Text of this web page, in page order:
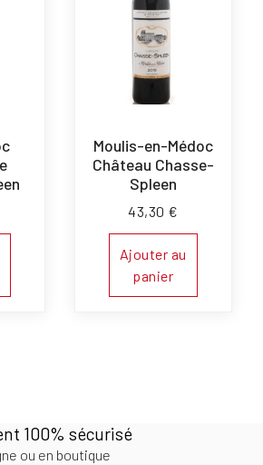
Moulis-en-Médoc
Château Chasse-
Spleen
43,30 €
Ajouter au
panier
100% sécurisé
ou en boutique